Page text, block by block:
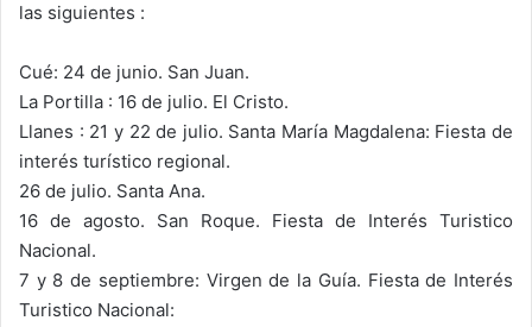
las siguientes :
Cué: 24 de junio. San Juan.
La Portilla : 16 de julio. El Cristo.
Llanes : 21 y 22 de julio. Santa María Magdalena: Fiesta de
interés turístico regional.
26 de julio. Santa Ana.
16 de agosto. San Roque. Fiesta de Interés Turistico
Nacional.
7 y 8 de septiembre: Virgen de la Guía. Fiesta de Interés
Turistico Nacional: